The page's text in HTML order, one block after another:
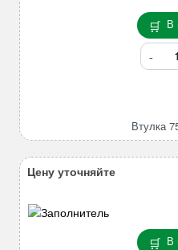
В
товара
Втулка
В
Цену уточняйте